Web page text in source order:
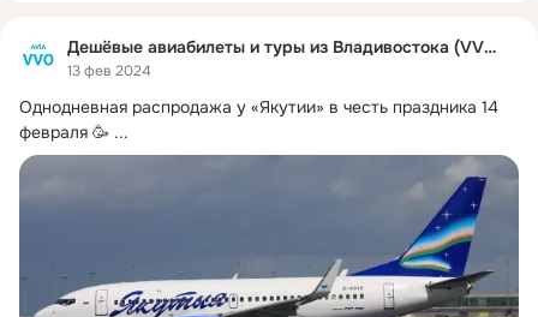
Дешёвые авиабилеты и туры из Владивостока (VVO)
13 фев 2024
Однодневная распродажа у «Якутии» в честь праздника 14
февраля 🥳 ...